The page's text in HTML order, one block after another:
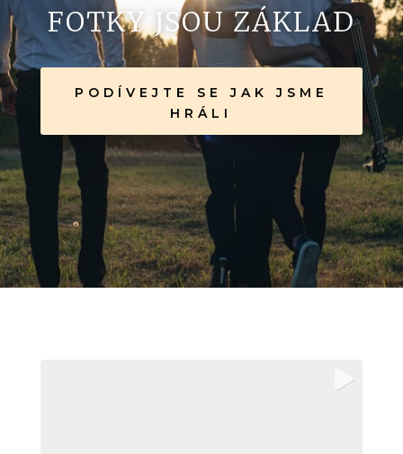
FOTKY JSOU ZÁKLAD
PODÍVEJTE SE JAK JSME
HRÁLI